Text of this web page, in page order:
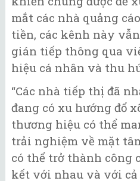
mắt các nhà quảng
tiền, các kênh này
gián tiếp thông qua
hiệu cá nhân và thu
“Các nhà tiếp thị đã
đang có xu hướng đổ
thương hiệu có thể
trải nghiệm về mặt
có thể trở thành công
kết với nhau và với cả